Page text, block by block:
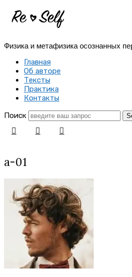
Re-
|
Создай
себя
заново
Физика и метафизика осознанных
Главная
Об авторе
Тексты
Практика
Контакты
Поиск
a-01